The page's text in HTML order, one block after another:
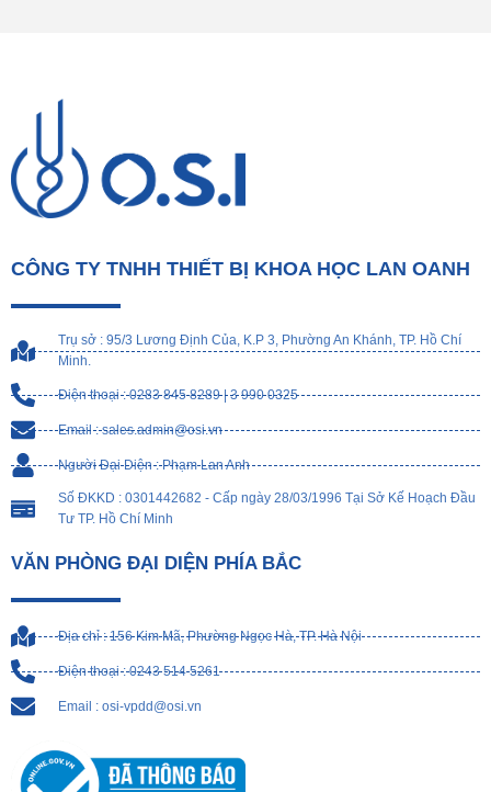
CÔNG TY TNHH THIẾT BỊ KHOA HỌC LAN OANH
Trụ sở : 95/3 Lương Định Của, K.P 3, Phường An Khánh, TP. Hồ Chí
Minh.
Điện thoại : 0283 845 8289 | 3 990 0325
Email : sales.admin@osi.vn
Người Đại Diện : Phạm Lan Anh
Số ĐKKD : 0301442682 - Cấp ngày 28/03/1996 Tại Sở Kế Hoạch Đầu
Tư TP. Hồ Chí Minh
VĂN PHÒNG ĐẠI DIỆN PHÍA BẮC
Địa chỉ : 156 Kim Mã, Phường Ngọc Hà, TP. Hà Nội
Điện thoại : 0243 514 5261
Email : osi-vpdd@osi.vn